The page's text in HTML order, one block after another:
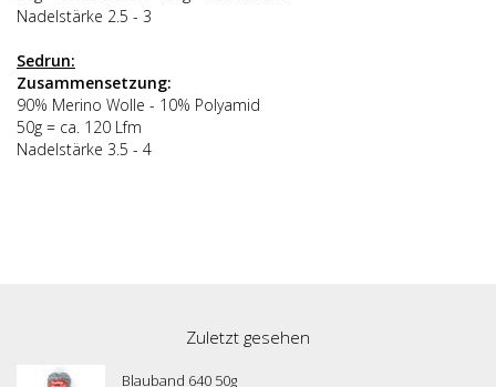
Nadelstärke 2.5 - 3
Sedrun:
Zusammensetzung:
90% Merino Wolle - 10% Polyamid
50g = ca. 120 Lfm
Nadelstärke 3.5 - 4
Zuletzt gesehen
Blauband 640 50g